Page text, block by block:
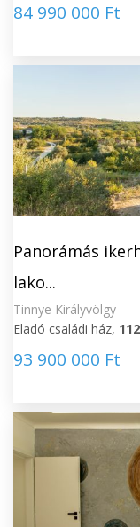
84 990 000 Ft
Panorámás
lako...
Tinnye Királyvölgy
Eladó családi ház,
93 900 000 Ft